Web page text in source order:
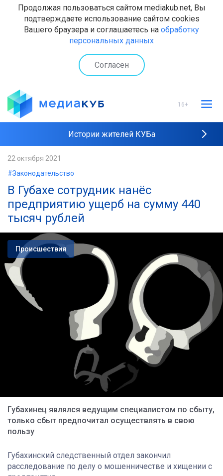
Продолжая пользоваться сайтом mediakub.net, Вы
подтверждаете использование сайтом cookies
Вашего браузера и соглашаетесь на обработку
персональных данных
Согласен
16+
Истории жителей КУБа
22 октября 2021
#Законодательство
В Губахе сотрудник нанёс
предприятию ущерб на сумму 440
тысяч рублей
Происшествия
Губахинец являлся ведущим специалистом по сбыту,
только сбыт предпочитал осуществлять в свою
пользу
Губахинский следственный отдел закончил
расследование по делу о мошенничестве и хищении с